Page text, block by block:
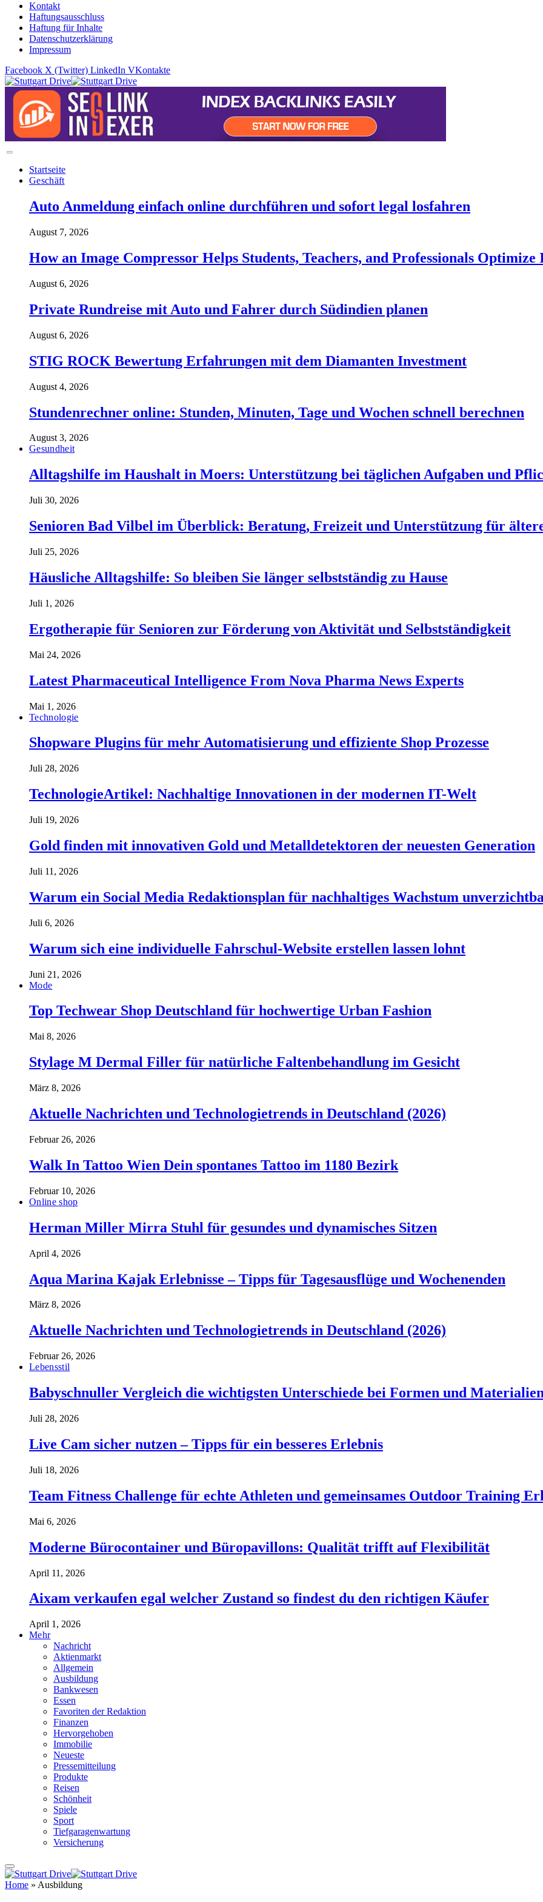
Kontakt
Haftungsausschluss
Haftung für Inhalte
Datenschutzerklärung
Impressum
Facebook X (Twitter) LinkedIn VKontakte
Startseite
Geschäft
Auto Anmeldung einfach online durchführen und sofort legal losfahren
August 7, 2026
How an Image Compressor Helps Students, Teachers, and Professionals Optimize
August 6, 2026
Private Rundreise mit Auto und Fahrer durch Südindien planen
August 6, 2026
STIG ROCK Bewertung Erfahrungen mit dem Diamanten Investment
August 4, 2026
Stundenrechner online: Stunden, Minuten, Tage und Wochen schnell berechnen
August 3, 2026
Gesundheit
Alltagshilfe im Haushalt in Moers: Unterstützung bei täglichen Aufgaben und
Juli 30, 2026
Senioren Bad Vilbel im Überblick: Beratung, Freizeit und Unterstützung für
Juli 25, 2026
Häusliche Alltagshilfe: So bleiben Sie länger selbstständig zu Hause
Juli 1, 2026
Ergotherapie für Senioren zur Förderung von Aktivität und Selbstständigkeit
Mai 24, 2026
Latest Pharmaceutical Intelligence From Nova Pharma News Experts
Mai 1, 2026
Technologie
Shopware Plugins für mehr Automatisierung und effiziente Shop Prozesse
Juli 28, 2026
TechnologieArtikel: Nachhaltige Innovationen in der modernen IT-Welt
Juli 19, 2026
Gold finden mit innovativen Gold und Metalldetektoren der neuesten Generation
Juli 11, 2026
Warum ein Social Media Redaktionsplan für nachhaltiges Wachstum
Juli 6, 2026
Warum sich eine individuelle Fahrschul-Website erstellen lassen lohnt
Juni 21, 2026
Mode
Top Techwear Shop Deutschland für hochwertige Urban Fashion
Mai 8, 2026
Stylage M Dermal Filler für natürliche Faltenbehandlung im Gesicht
März 8, 2026
Aktuelle Nachrichten und Technologietrends in Deutschland (2026)
Februar 26, 2026
Walk In Tattoo Wien Dein spontanes Tattoo im 1180 Bezirk
Februar 10, 2026
Online shop
Herman Miller Mirra Stuhl für gesundes und dynamisches Sitzen
April 4, 2026
Aqua Marina Kajak Erlebnisse – Tipps für Tagesausflüge und Wochenenden
März 8, 2026
Aktuelle Nachrichten und Technologietrends in Deutschland (2026)
Februar 26, 2026
Lebensstil
Babyschnuller Vergleich die wichtigsten Unterschiede bei Formen und
Juli 28, 2026
Live Cam sicher nutzen – Tipps für ein besseres Erlebnis
Juli 18, 2026
Team Fitness Challenge für echte Athleten und gemeinsames Outdoor Training
Mai 6, 2026
Moderne Bürocontainer und Büropavillons: Qualität trifft auf Flexibilität
April 11, 2026
Aixam verkaufen egal welcher Zustand so findest du den richtigen Käufer
April 1, 2026
Mehr
Nachricht
Aktienmarkt
Allgemein
Ausbildung
Bankwesen
Essen
Favoriten der Redaktion
Finanzen
Hervorgehoben
Immobilie
Neueste
Pressemitteilung
Produkte
Reisen
Schönheit
Spiele
Sport
Tiefgaragenwartung
Versicherung
Home » Ausbildung